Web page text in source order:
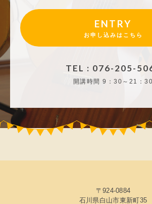
ENTRY
お申し込みはこちら
TEL : 076-205-
開講時間 9：30～21：30
〒924-0884
石川県白山市東新町35